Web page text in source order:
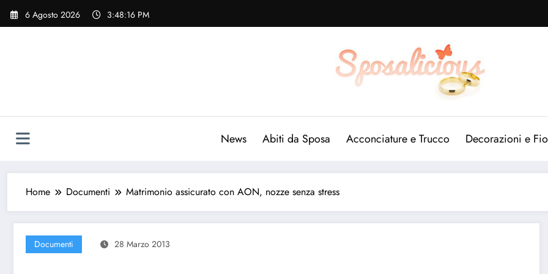
Vai
6 Agosto 2026 3:48:17 PM
News Abiti da Sposa Acconciature e Trucco Decorazioni e
Home Documenti Matrimonio assicurato con AON, nozze senza stress
Documenti 28 Marzo 2013